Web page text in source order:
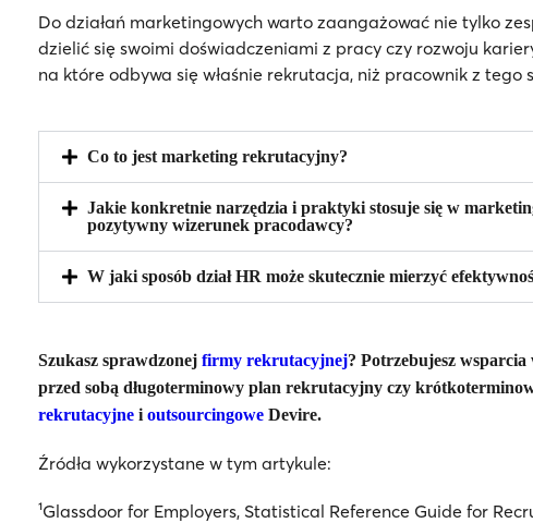
Do działań marketingowych warto zaangażować nie tylko
dzielić się swoimi doświadczeniami z pracy czy rozwoju
na które odbywa się właśnie rekrutacja, niż pracownik z tego
Co to jest marketing rekrutacyjny?
Jakie konkretnie narzędzia i praktyki stosuje się w
pozytywny wizerunek pracodawcy?
W jaki sposób dział HR może skutecznie mierzyć
Szukasz sprawdzonej firmy rekrutacyjnej? Potrzebujesz wsparcia
przed sobą długoterminowy plan rekrutacyjny czy
rekrutacyjne i outsourcingowe Devire.
Źródła wykorzystane w tym artykule:
¹Glassdoor for Employers, Statistical Reference Guide for